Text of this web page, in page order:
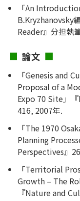
「An
B.Kryzhanovsky
Reader』分担執
論文
「Genesis and
Proposal of a
Expo 70 Site」
416, 2007年.
「The 1970
Planning
Perspectives』
「Territorial
Growth – The
『Nature and